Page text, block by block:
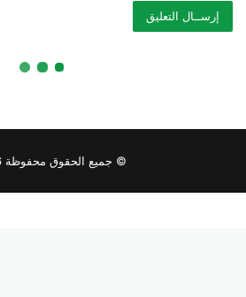
© جميع الحقوق محفوظة 2026,